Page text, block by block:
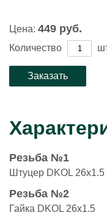
Цена: 449 руб.
Количество
Резьба №1
Штуцер DKOL 26x1.5
Резьба №2
Гайка DKOL 26x1.5